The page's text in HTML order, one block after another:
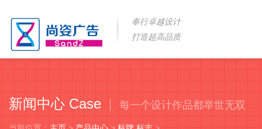
奉行卓越设计
打造超高品质
新闻中心 Case 每一个设计作品都举世无双